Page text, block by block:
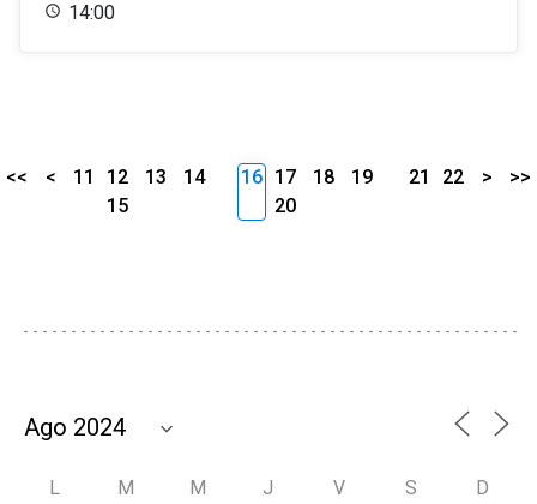
14:00
<< < 11 12 13
14
15
16 17 18
19
20
21 22 > >>
L M M J V S D